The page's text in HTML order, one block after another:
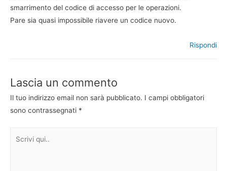
smarrimento del codice di accesso per le operazioni.
Pare sia quasi impossibile riavere un codice nuovo.
Rispondi
Lascia un commento
Il tuo indirizzo email non sarà pubblicato. I campi obbligatori
sono contrassegnati *